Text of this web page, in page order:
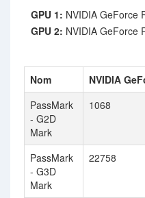
GPU 1: NVIDIA GeForce
GPU 2: NVIDIA GeForce
Nom NVIDIA
PassMark
- G2D
Mark
1068
PassMark
- G3D
Mark
22758